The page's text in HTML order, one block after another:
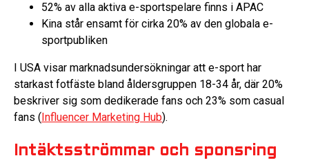
52% av alla aktiva e-sportspelare finns i APAC
Kina står ensamt för cirka 20% av den globala e-
sportpubliken
I USA visar marknadsundersökningar att e-sport har
starkast fotfäste bland åldersgruppen 18-34 år, där 20%
beskriver sig som dedikerade fans och 23% som casual
fans ( Influencer Marketing Hub).
Intäktsströmmar och sponsring